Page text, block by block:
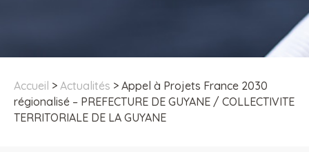
Accueil > Actualités > Appel à Projets France 2030
régionalisé – PREFECTURE DE GUYANE / COLLECTIVITE
TERRITORIALE DE LA GUYANE